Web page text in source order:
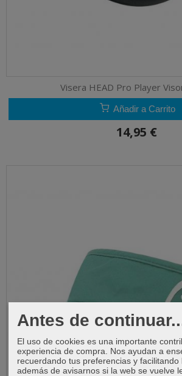
Visera HEAD Pro Player
Añadir a Carrito
14,95 €
Antes de
El uso de cookies es una importante
experiencia de compra. Nos ayudan a
recuerdando tus preferencias y facilitando
además de avisarnos si la web se vuelve